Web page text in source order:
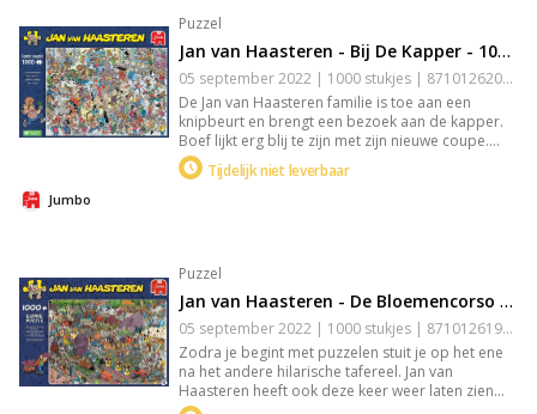
Sinterklaas, de handjes, het kunstgebit en Jan’s
zelfportret kom je ook bijna altijd tegen.
Puzzel
Jan van Haasteren - Bij De Kapper - 1000 Stukjes
05 september 2022 | 1000 stukjes | 8710126200704
De Jan van Haasteren familie is toe aan een
knipbeurt en brengt een bezoek aan de kapper.
Boef lijkt erg blij te zijn met zijn nieuwe coupe.
Zullen de andere familieleden net zo’n positieve
ervaring hebben?
Tijdelijk niet leverbaar
Jumbo
Puzzel
Jan van Haasteren - De Bloemencorso - 1000 Stukjes
05 september 2022 | 1000 stukjes | 8710126190715
Zodra je begint met puzzelen stuit je op het ene
na het andere hilarische tafereel. Jan van
Haasteren heeft ook deze keer weer laten zien
dat humor op een prachtige manier kan worden